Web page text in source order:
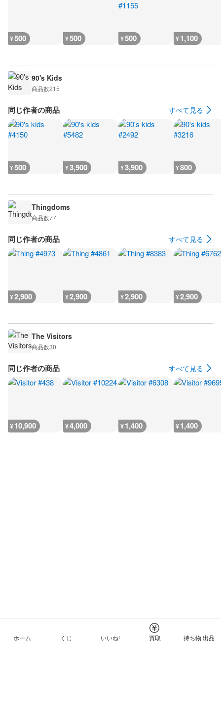
¥500 ¥500 ¥500 ¥1,100
90's Kids
商品数215
同じ作者の商品 すべて見る
¥500 ¥3,900 ¥3,900 ¥800
Thingdoms
商品数77
同じ作者の商品 すべて見る
¥2,900 ¥2,900 ¥2,900 ¥2,900
The Visitors
商品数30
同じ作者の商品 すべて見る
¥10,900 ¥4,000 ¥1,400 ¥1,400
ホーム くじ いいね! 買取 持ち物 出品